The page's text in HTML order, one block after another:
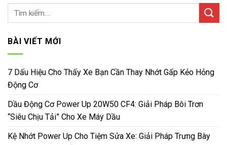
BÀI VIẾT MỚI
7 Dấu Hiệu Cho Thấy Xe Bạn Cần Thay Nhớt Gấp Kẻo Hỏng
Động Cơ
Dầu Động Cơ Power Up 20W50 CF4: Giải Pháp Bôi Trơn
“Siêu Chịu Tải” Cho Xe Máy Dầu
Kệ Nhớt Power Up Cho Tiệm Sửa Xe: Giải Pháp Trưng Bày